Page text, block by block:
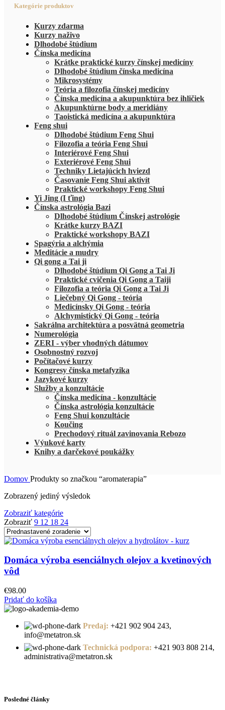
Kategórie produktov
Kurzy zdarma
Kurzy naživo
Dlhodobé štúdium
Čínska medicína
Krátke praktické kurzy čínskej medicíny
Dlhodobé štúdium čínska medicína
Mikrosystémy
Teória a filozofia čínskej medicíny
Čínska medicína a akupunktúra bez ihličiek
Akupunktúrne body a meridiány
Taoistická medicína a akupunktúra
Feng shui
Dlhodobé štúdium Feng Shui
Filozofia a teória Feng Shui
Interiérové Feng Shui
Exteriérové Feng Shui
Techniky Lietajúcich hviezd
Časovanie Feng Shui aktivít
Praktické workshopy Feng Shui
Yi Jing (I ťing)
Čínska astrológia Bazi
Dlhodobé štúdium Čínskej astrológie
Krátke kurzy BAZI
Praktické workshopy BAZI
Spagýria a alchýmia
Meditácie a mudry
Qi gong a Tai ji
Dlhodobé štúdium Qi Gong a Tai Ji
Praktické cvičenia Qi Gong a Taiji
Filozofia a teória Qi Gong a Tai Ji
Liečebný Qi Gong - teória
Medicínsky Qi Gong - teória
Alchymistický Qi Gong - teória
Sakrálna architektúra a posvätná geometria
Numerológia
ZERI - výber vhodných dátumov
Osobnostný rozvoj
Počítačové kurzy
Kongresy čínska metafyzika
Jazykové kurzy
Služby a konzultácie
Čínska medicína - konzultácie
Čínska astrológia konzultácie
Feng Shui konzultácie
Koučing
Prechodový rituál zavinovania Rebozo
Výukové karty
Knihy a darčekové poukážky
Domov Produkty so značkou “aromaterapia”
Zobrazený jediný výsledok
Zobraziť kategórie
Zobraziť 9 12 18 24
Domáca výroba esenciálnych olejov a kvetinových
vôd
€98.00
Pridať do košíka
Predaj: +421 902 904 243,
info@metatron.sk
Technická podpora: +421 903 808 214,
administrativa@metatron.sk
Posledné články